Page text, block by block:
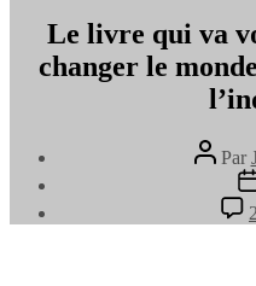
Le livre qui va
changer le
Auteur
de
l’article
Par
de